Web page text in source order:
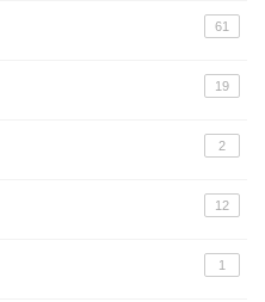
61
19
2
12
1